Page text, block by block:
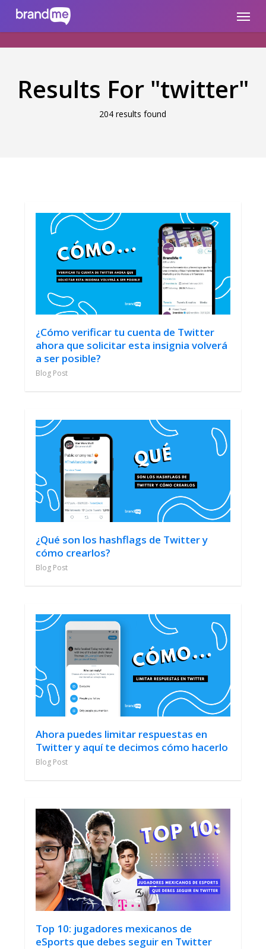
brandme.la Menu
Results For "twitter"
204 results found
¿Cómo verificar tu cuenta de Twitter
ahora que solicitar esta insignia volverá
a ser posible?
Blog Post
¿Qué son los hashflags de Twitter y
cómo crearlos?
Blog Post
Ahora puedes limitar respuestas en
Twitter y aquí te decimos cómo hacerlo
Blog Post
Top 10: jugadores mexicanos de
eSports que debes seguir en Twitter